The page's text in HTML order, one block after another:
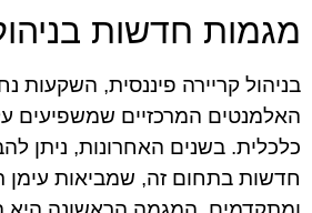
מגמות חדשות
בניהול קריירה פיננסית, השקעות
האלמנטים המרכזיים שמשפיעים
כלכלית. בשנים האחרונות, ניתן
חדשות בתחום זה, שמביאות עימן